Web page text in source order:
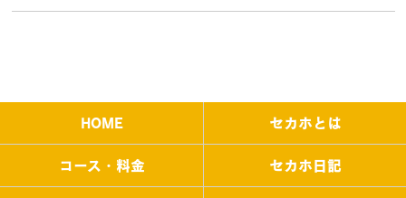
HOME セカホとは
コース・料金 セカホ日記